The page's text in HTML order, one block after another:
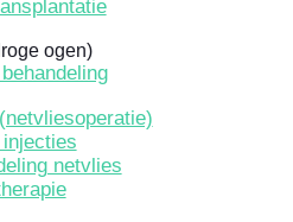
ogen)
injecties
netvlies